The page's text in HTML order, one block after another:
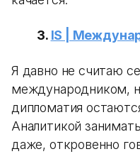
3. IS |
Я давно не считаю
международником,
дипломатия
Аналитикой
даже, откровенно